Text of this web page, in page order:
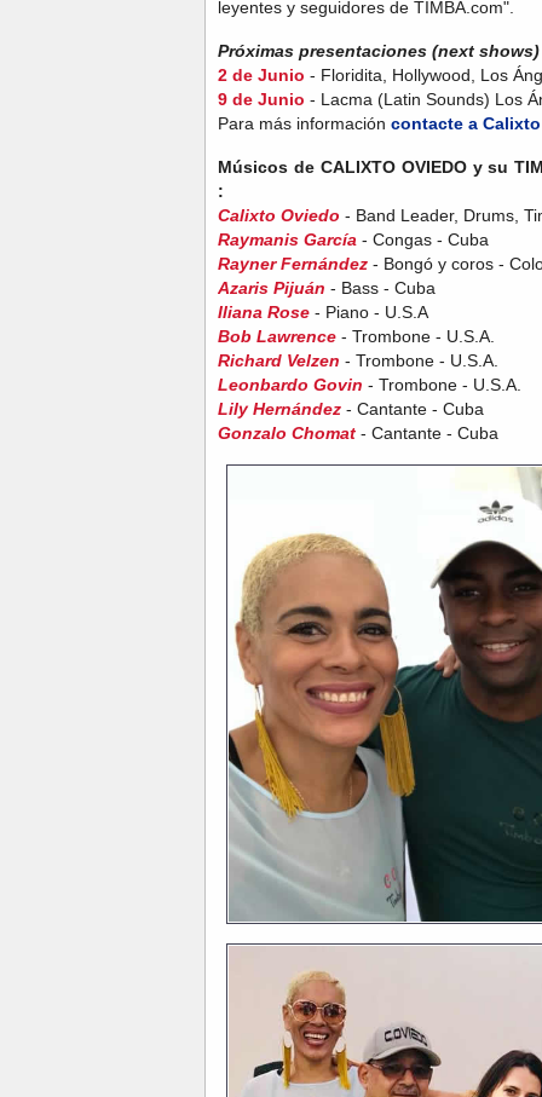
leyentes y seguidores de TIMBA.com".
Próximas presentaciones (next
2 de Junio - Floridita, Hollywood, Los
9 de Junio - Lacma (Latin Sounds) Los
Para más información contacte a
Músicos de CALIXTO OVIEDO y su
:
Calixto Oviedo - Band Leader, Drums,
Raymanis García - Congas - Cuba
Rayner Fernández - Bongó y coros -
Azaris Pijuán - Bass - Cuba
Iliana Rose - Piano - U.S.A
Bob Lawrence - Trombone - U.S.A.
Richard Velzen - Trombone - U.S.A.
Leonbardo Govin - Trombone - U.S.A.
Lily Hernández - Cantante - Cuba
Gonzalo Chomat - Cantante - Cuba